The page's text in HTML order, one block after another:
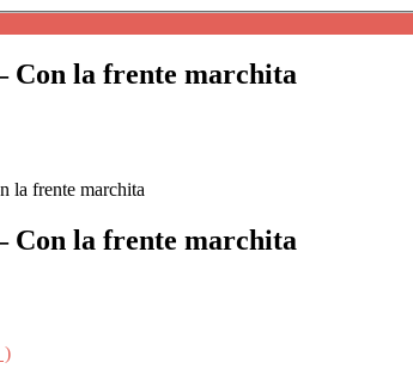
Con la frente marchita
la frente marchita
Con la frente marchita
)